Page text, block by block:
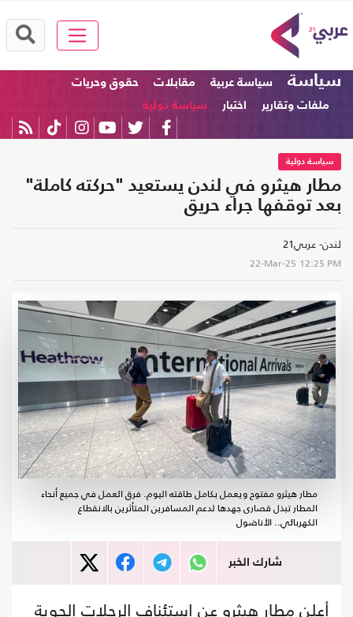
سياسة سياسة عربية مقابلات
حقوق وحريات
ملفات وتقارير
اختبار سياسة دولية
سياسة دولية
مطار هيثرو في لندن يستعيد "حركته كاملة"
بعد توقفها جراء حريق
لندن- عربي21
22-Mar-25 12:25 PM
مطار هيثرو مفتوح ويعمل بكامل طاقته اليوم. فرق العمل في جميع أنحاء
المطار تبذل قصارى جهدها لدعم المسافرين المتأثرين بالانقطاع
الكهربائي.. الأناضول
شارك الخبر
أعلن مطار هيثرو عن استئناف الرحلات الجوية